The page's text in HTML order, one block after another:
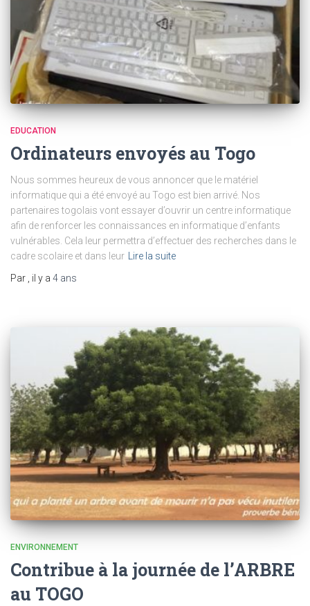
EDUCATION
Ordinateurs envoyés au Togo
Nous sommes heureux de vous annoncer que le matériel
informatique qui a été envoyé au Togo est bien arrivé. Nos
partenaires togolais vont essayer d’ouvrir un centre informatique
afin de renforcer les connaissances en informatique d’enfants
vulnérables. Cela leur permettra d’effectuer des recherches dans le
cadre scolaire et dans leur Lire la suite
Par , il y a 4 ans
ENVIRONNEMENT
Contribue à la journée de l’ARBRE
au TOGO